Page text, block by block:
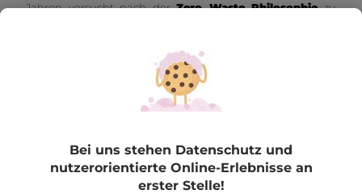
Jahren versucht nach derZero Waste Philosophiezu
Bei uns stehen Datenschutz und
nutzerorientierte Online-Erlebnisse an
erster Stelle!